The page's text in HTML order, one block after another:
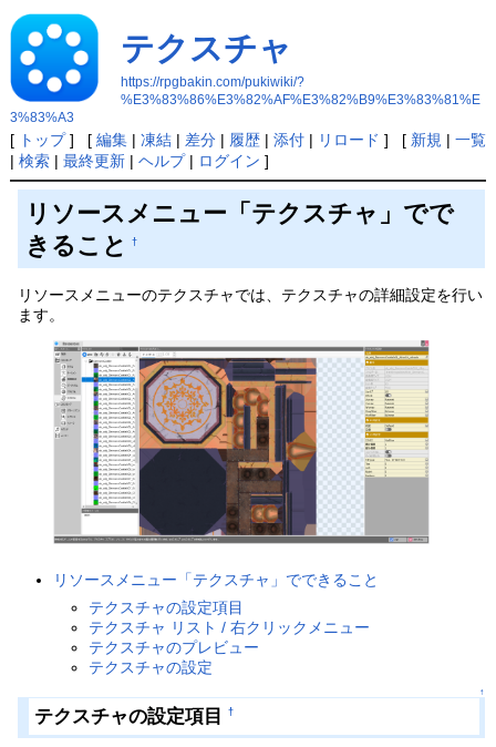
テクスチャ
https://rpgbakin.com/pukiwiki/?
%E3%83%86%E3%82%AF%E3%82%B9%E3%83%81%E
3%83%A3
[ トップ] [ 編集| 凍結| 差分| 履歴| 添付| リロード ] [ 新規 | 一覧
| 検索| 最終更新| ヘルプ| ログイン ]
リソースメニュー「テクスチャ」でで
きること
†
リソースメニューのテクスチャでは、テクスチャの詳細設定を行い
ます。
リソースメニュー「テクスチャ」でできること
テクスチャの設定項目
テクスチャ リスト / 右クリックメニュー
テクスチャのプレビュー
テクスチャの設定
↑
テクスチャの設定項目 †